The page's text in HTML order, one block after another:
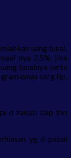
uang tunai,
nya 2,5%, jika
tunainya serta
emas skrg Rp.
d zakati tiap thn
yg d pakai